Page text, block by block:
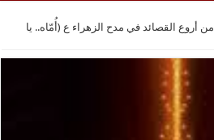
من أروع القصائد في مدح الزهراء ع (أُمّاه.. يا